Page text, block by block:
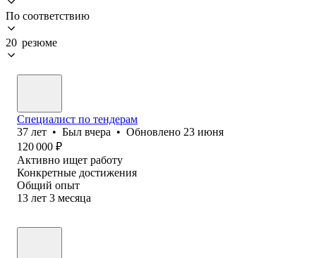
По соответствию
20 резюме
Специалист по тендерам
37 лет • Был вчера • Обновлено 23 июня
120 000 ₽
Активно ищет работу
Конкретные достижения
Общий опыт
13 лет 3 месяца